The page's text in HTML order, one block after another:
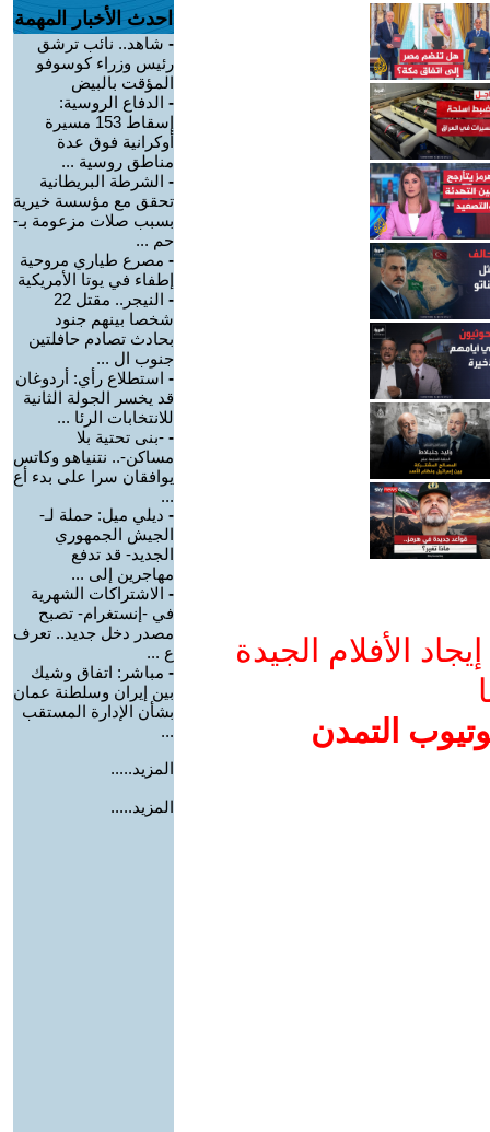
الأفلام الجيدة
التمدن
احدث الأخبار المهمة
- شاهد.. نائب ترشق
رئيس وزراء كوسوفو
المؤقت بالبيض
- الدفاع الروسية:
إسقاط 153 مسيرة
أوكرانية فوق عدة
مناطق روسية ...
- الشرطة البريطانية
تحقق مع مؤسسة خيرية
بسبب صلات مزعومة بـ-
حم ...
- مصرع طياري مروحية
إطفاء في يوتا الأمريكية
-
النيجر.. مقتل 22
شخصا بينهم جنود
بحادث تصادم حافلتين
جنوب ال ...
- استطلاع رأي: أردوغان
قد يخسر الجولة الثانية
للانتخابات الرئا ...
- -بنى تحتية بلا
مساكن-.. نتنياهو وكاتس
يوافقان سرا على بدء أع
...
- ديلي ميل: حملة لـ-
الجيش الجمهوري
الجديد- قد تدفع
مهاجرين إلى ...
- الاشتراكات الشهرية
في -إنستغرام- تصبح
مصدر دخل جديد.. تعرف
ع ...
- مباشر: اتفاق وشيك
بين إيران وسلطنة عمان
بشأن الإدارة المستقب
...
المزيد.....
المزيد.....